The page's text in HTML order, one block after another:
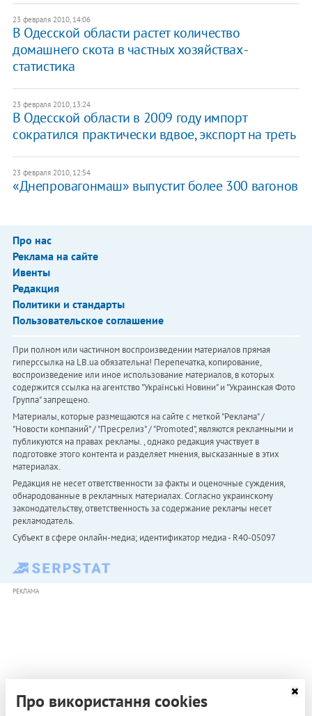
23 февраля 2010, 14:06
В Одесской области растет количество
домашнего скота в частных хозяйствах -
статистика
23 февраля 2010, 13:24
В Одесской области в 2009 году импорт
сократился практически вдвое, экспорт на треть
23 февраля 2010, 12:54
«Днепровагонмаш» выпустит более 300 вагонов
Про нас
Реклама на сайте
Ивенты
Редакция
Политики и стандарты
Пользовательское соглашение
При полном или частичном воспроизведении материалов прямая
гиперссылка на LB.ua обязательна! Перепечатка, копирование,
воспроизведение или иное использование материалов, в которых
содержится ссылка на агентство "Українськi Новини" и "Украинская Фото
Группа" запрещено.
Материалы, которые размещаются на сайте с меткой "Реклама" /
"Новости компаний" / "Пресрелиз" / "Promoted", являются рекламными и
публикуются на правах рекламы. , однако редакция участвует в
подготовке этого контента и разделяет мнения, высказанные в этих
материалах.
Редакция не несет ответственности за факты и оценочные суждения,
обнародованные в рекламных материалах. Согласно украинскому
законодательству, ответственность за содержание рекламы несет
рекламодатель.
Субъект в сфере онлайн-медиа; идентификатор медиа - R40-05097
РЕКЛАМА
Про використання cookies